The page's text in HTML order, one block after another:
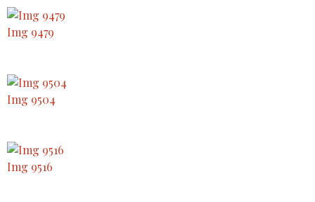
Img 9479
Img 9504
Img 9516